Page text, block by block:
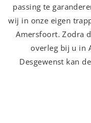
passing te
wij in onze eigen
Amersfoort. Zodra
overleg bij u in
Desgewenst kan